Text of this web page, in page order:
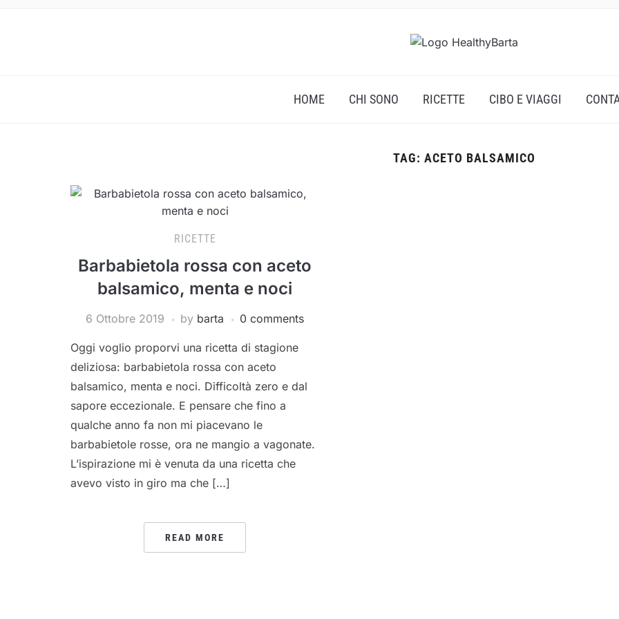
HOME CHI SONO RICETTE CIBO E VIAGGI
TAG: ACETO BALSAMICO
RICETTE
Barbabietola rossa con aceto
balsamico, menta e noci
6 Ottobre 2019 by barta 0 comments
Oggi voglio proporvi una ricetta di stagione
deliziosa: barbabietola rossa con aceto
balsamico, menta e noci. Difficoltà zero e dal
sapore eccezionale. E pensare che fino a
qualche anno fa non mi piacevano le
barbabietole rosse, ora ne mangio a vagonate.
L’ispirazione mi è venuta da una ricetta che
avevo visto in giro ma che […]
READ MORE